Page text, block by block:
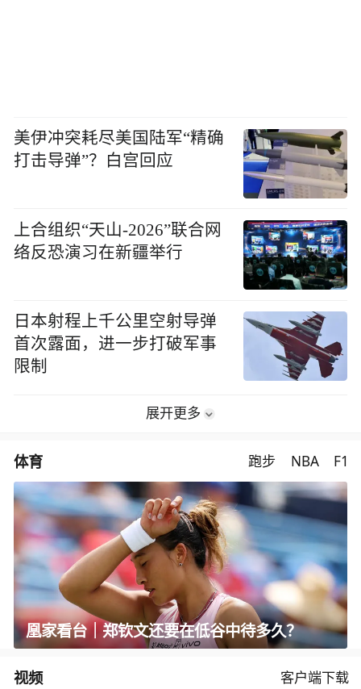
美伊冲突耗尽美国陆军“精确
打击导弹”？白宫回应
上合组织“天山-2026”联合网
络反恐演习在新疆举行
日本射程上千公里空射导弹
首次露面，进一步打破军事
限制
展开更多
体育 跑步 NBA F1
凰家看台｜郑钦文还要在低谷中待多久？
视频 客户端下载